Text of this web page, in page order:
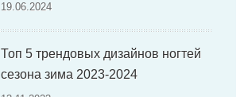
19.06.2024
Топ 5 трендовых дизайнов ногтей
сезона зима 2023-2024